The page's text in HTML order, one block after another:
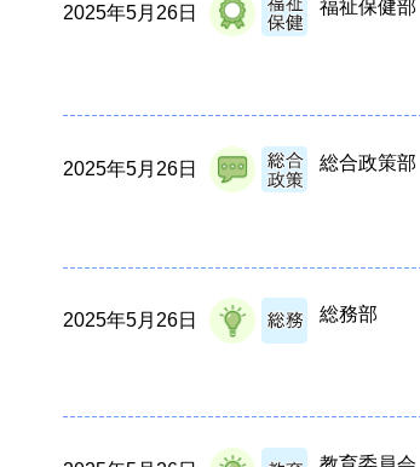
2025年5月26日 福祉保健部
2025年5月26日 総合政策部
2025年5月26日 総務部